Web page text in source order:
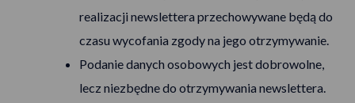
realizacji newslettera przechowywane będą do
czasu wycofania zgody na jego otrzymywanie.
Podanie danych osobowych jest dobrowolne,
lecz niezbędne do otrzymywania newslettera.